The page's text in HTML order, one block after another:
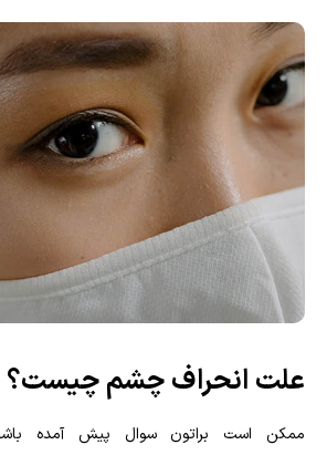
علت انحراف چشم چیست؟
ممکن است براتون سوال پیش آمده